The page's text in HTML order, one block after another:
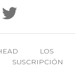
LOS
SUSCRIPCIÓN